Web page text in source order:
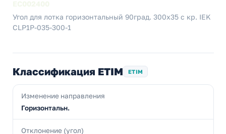
Угол для лотка горизонтальный 90град. 300х35 с кр. IEK
CLP1P-035-300-1
Классификация ETIM ETIM
Изменение направления
Горизонтальн.
Отклонение (угол)